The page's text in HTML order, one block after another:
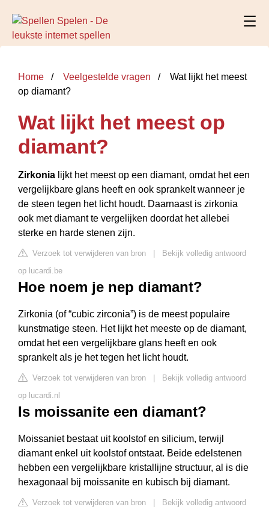
Home Veelgestelde vragen
Wat lijkt het meest
op diamant?
Wat lijkt het meest op
diamant?
Zirkonia lijkt het meest op een diamant, omdat het een
vergelijkbare glans heeft en ook sprankelt wanneer je
de steen tegen het licht houdt. Daarnaast is zirkonia
ook met diamant te vergelijken doordat het allebei
sterke en harde stenen zijn.
Verzoek tot verwijderen van bron
Bekijk volledig antwoord
op lucardi.be
Hoe noem je nep diamant?
Zirkonia (of “cubic zirconia”) is de meest populaire
kunstmatige steen. Het lijkt het meeste op de diamant,
omdat het een vergelijkbare glans heeft en ook
sprankelt als je het tegen het licht houdt.
Verzoek tot verwijderen van bron
Bekijk volledig antwoord
op lucardi.nl
Is moissanite een diamant?
Moissaniet bestaat uit koolstof en silicium, terwijl
diamant enkel uit koolstof ontstaat. Beide edelstenen
hebben een vergelijkbare kristallijne structuur, al is die
hexagonaal bij moissanite en kubisch bij diamant.
Verzoek tot verwijderen van bron
Bekijk volledig antwoord